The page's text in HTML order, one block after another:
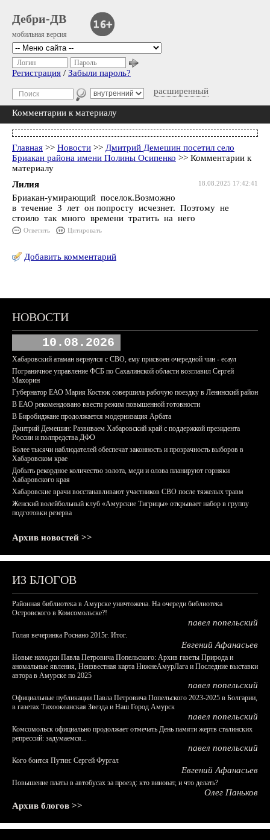
Дебри-ДВ
мобильная версия
расширенный
Логин Пароль
Регистрация / Забыли пароль?
Комментарии к материалу
Главная >> Новости >> Дмитрий Демешин посетил село
Бриакан района имени Полины Осипенко >> Комментарии к
материалу
18.08.2025 17:42:41
Лилия
Бриакан-умирающий поселок.Возможно
в течение 3 лет он попросту исчезнет. Поэтому не
стоило так много времени тратить на него
Ответить Цитировать
Добавить комментарий
НОВОСТИ
10.08.2026
Хабаровский атаман вернулся с СВО, ему присвоен очередной чин - есаул
Пограничное управление ФСБ по Сахалинской области возглавил Сергей
Махорин
Губернатор ЕАО Мария Костюк совершила рабочую поездку в Ленинский район
В ЕАО рекомендовано ввести режим повышенной готовности
В Биробиджане продолжается модернизация Арбата
Дмитрий Демешин: Развиваем Хабаровский край с поддержкой президента
России и полпредства ДФО
Более тысячи наблюдателей обеспечат законность и прозрачность выборов в
Хабаровском крае
Добыть рекордное количество золота, меди и олова планируют горняки
Хабаровского края
Хабаровские врачи восстанавливают участников СВО после тяжелых травм
Женский волейбольный клуб «Амурские Тигрицы» открывает набор в группу
подготовки резерва
Архив новостей >>
ИЗ БЛОГОВ
Районная библиотека в Амурске уничтожена. На очереди библиотека
Островского в Комсомольске?!
павел попельский
Голая вечеринка Роснано 2015г. Итог.
Евгений Афанасьев
Новые находки Павла Петровича Попельского: Архив газеты Природа и
аномальные явления, Неизвестная карта НижнеАмурЛага и Последние выставки
автора в Амурске по 2025
павел попельский
Официальные публикации Павла Петровича Попельского 2023-2025 в Болгарии,
в газетах Тихоокеанская Звезда и Наш Город Амурск
павел попельский
Комсомольск официально продолжает отмечать День памяти жертв сталинских
репрессий: задумаемся...
павел попельский
Кого боится Путин: Сергей Фургал
Евгений Афанасьев
Повышение платы в автобусах за проезд: кто виноват, и что делать?
Олег Паньков
Архив блогов >>